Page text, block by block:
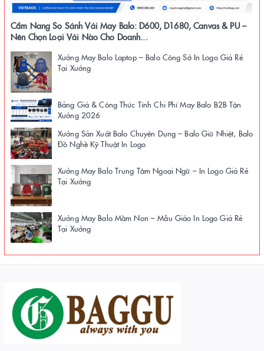
Cẩm Nang So Sánh Vải May Balo: D600, D1680, Canvas & PU –
Nên Chọn Loại Vải Nào Cho Doanh...
Xưởng May Balo Laptop – Balo Công Sở In Logo Giá Rẻ
Tại Xưởng
Bảng Giá & Công Thức Tính Chi Phí May Balo B2B Tận
Xưởng 2026
Xưởng Sản Xuất Balo Chuyên Dụng – Balo Giữ Nhiệt, Balo
Đồ Nghề Kỹ Thuật In Logo
Xưởng May Balo Trung Tâm Ngoại Ngữ – In Logo Giá Rẻ
Tại Xưởng
Xưởng May Balo Mầm Non – Mẫu Giáo In Logo Giá Rẻ
Tại Xưởng